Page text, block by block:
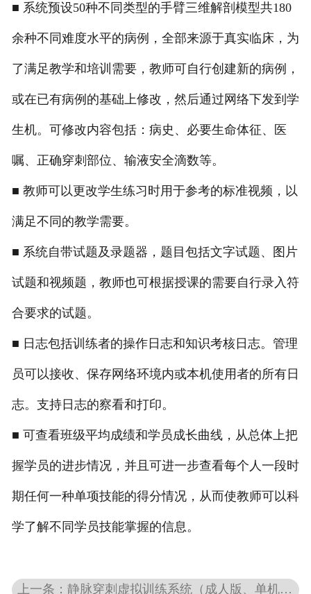
■ 系统预设50种不同类型的手臂三维解剖模型共180
余种不同难度水平的病例，全部来源于真实临床，为
了满足教学和培训需要，教师可自行创建新的病例，
或在已有病例的基础上修改，然后通过网络下发到学
生机。可修改内容包括：病史、必要生命体征、医
嘱、正确穿刺部位、输液安全滴数等。
■ 教师可以更改学生练习时用于参考的标准视频，以
满足不同的教学需要。
■ 系统自带试题及录题器，题目包括文字试题、图片
试题和视频题，教师也可根据授课的需要自行录入符
合要求的试题。
■ 日志包括训练者的操作日志和知识考核日志。管理
员可以接收、保存网络环境内或本机使用者的所有日
志。支持日志的察看和打印。
■ 可查看班级平均成绩和学员成长曲线，从总体上把
握学员的进步情况，并且可进一步查看每个人一段时
期任何一种单项技能的得分情况，从而使教师可以科
学了解不同学员技能掌握的信息。
上一条：静脉穿刺虚拟训练系统（成人版、单机）（情境化静脉输液系统） BOU/NUV0300003ADC